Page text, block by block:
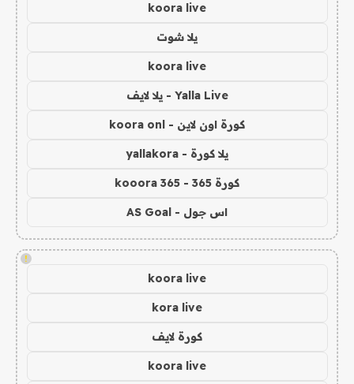
koora live
يلا شوت
koora live
Yalla Live - يلا لايف
كورة اون لاين - koora onl
يلا كورة - yallakora
كورة 365 - kooora 365
اس جول - AS Goal
!
koora live
kora live
كورة لايف
koora live